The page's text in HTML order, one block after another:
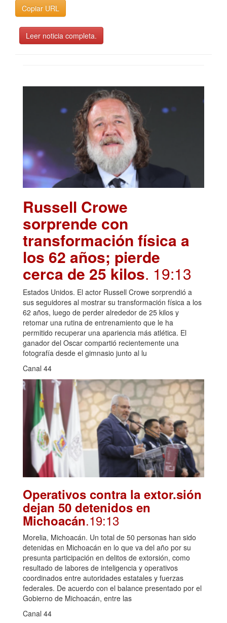
Copiar URL
Leer noticia completa.
Russell Crowe
sorprende con
transformación física a
los 62 años; pierde
cerca de 25 kilos. 19:13
Estados Unidos. El actor Russell Crowe sorprendió a
sus seguidores al mostrar su transformación física a los
62 años, luego de perder alrededor de 25 kilos y
retomar una rutina de entrenamiento que le ha
permitido recuperar una apariencia más atlética. El
ganador del Oscar compartió recientemente una
fotografía desde el gimnasio junto al lu
Canal 44
Operativos contra la extor.sión
dejan 50 detenidos en
Michoacán.19:13
Morelia, Michoacán. Un total de 50 personas han sido
detenidas en Michoacán en lo que va del año por su
presunta participación en delitos de extorsión, como
resultado de labores de inteligencia y operativos
coordinados entre autoridades estatales y fuerzas
federales. De acuerdo con el balance presentado por el
Gobierno de Michoacán, entre las
Canal 44